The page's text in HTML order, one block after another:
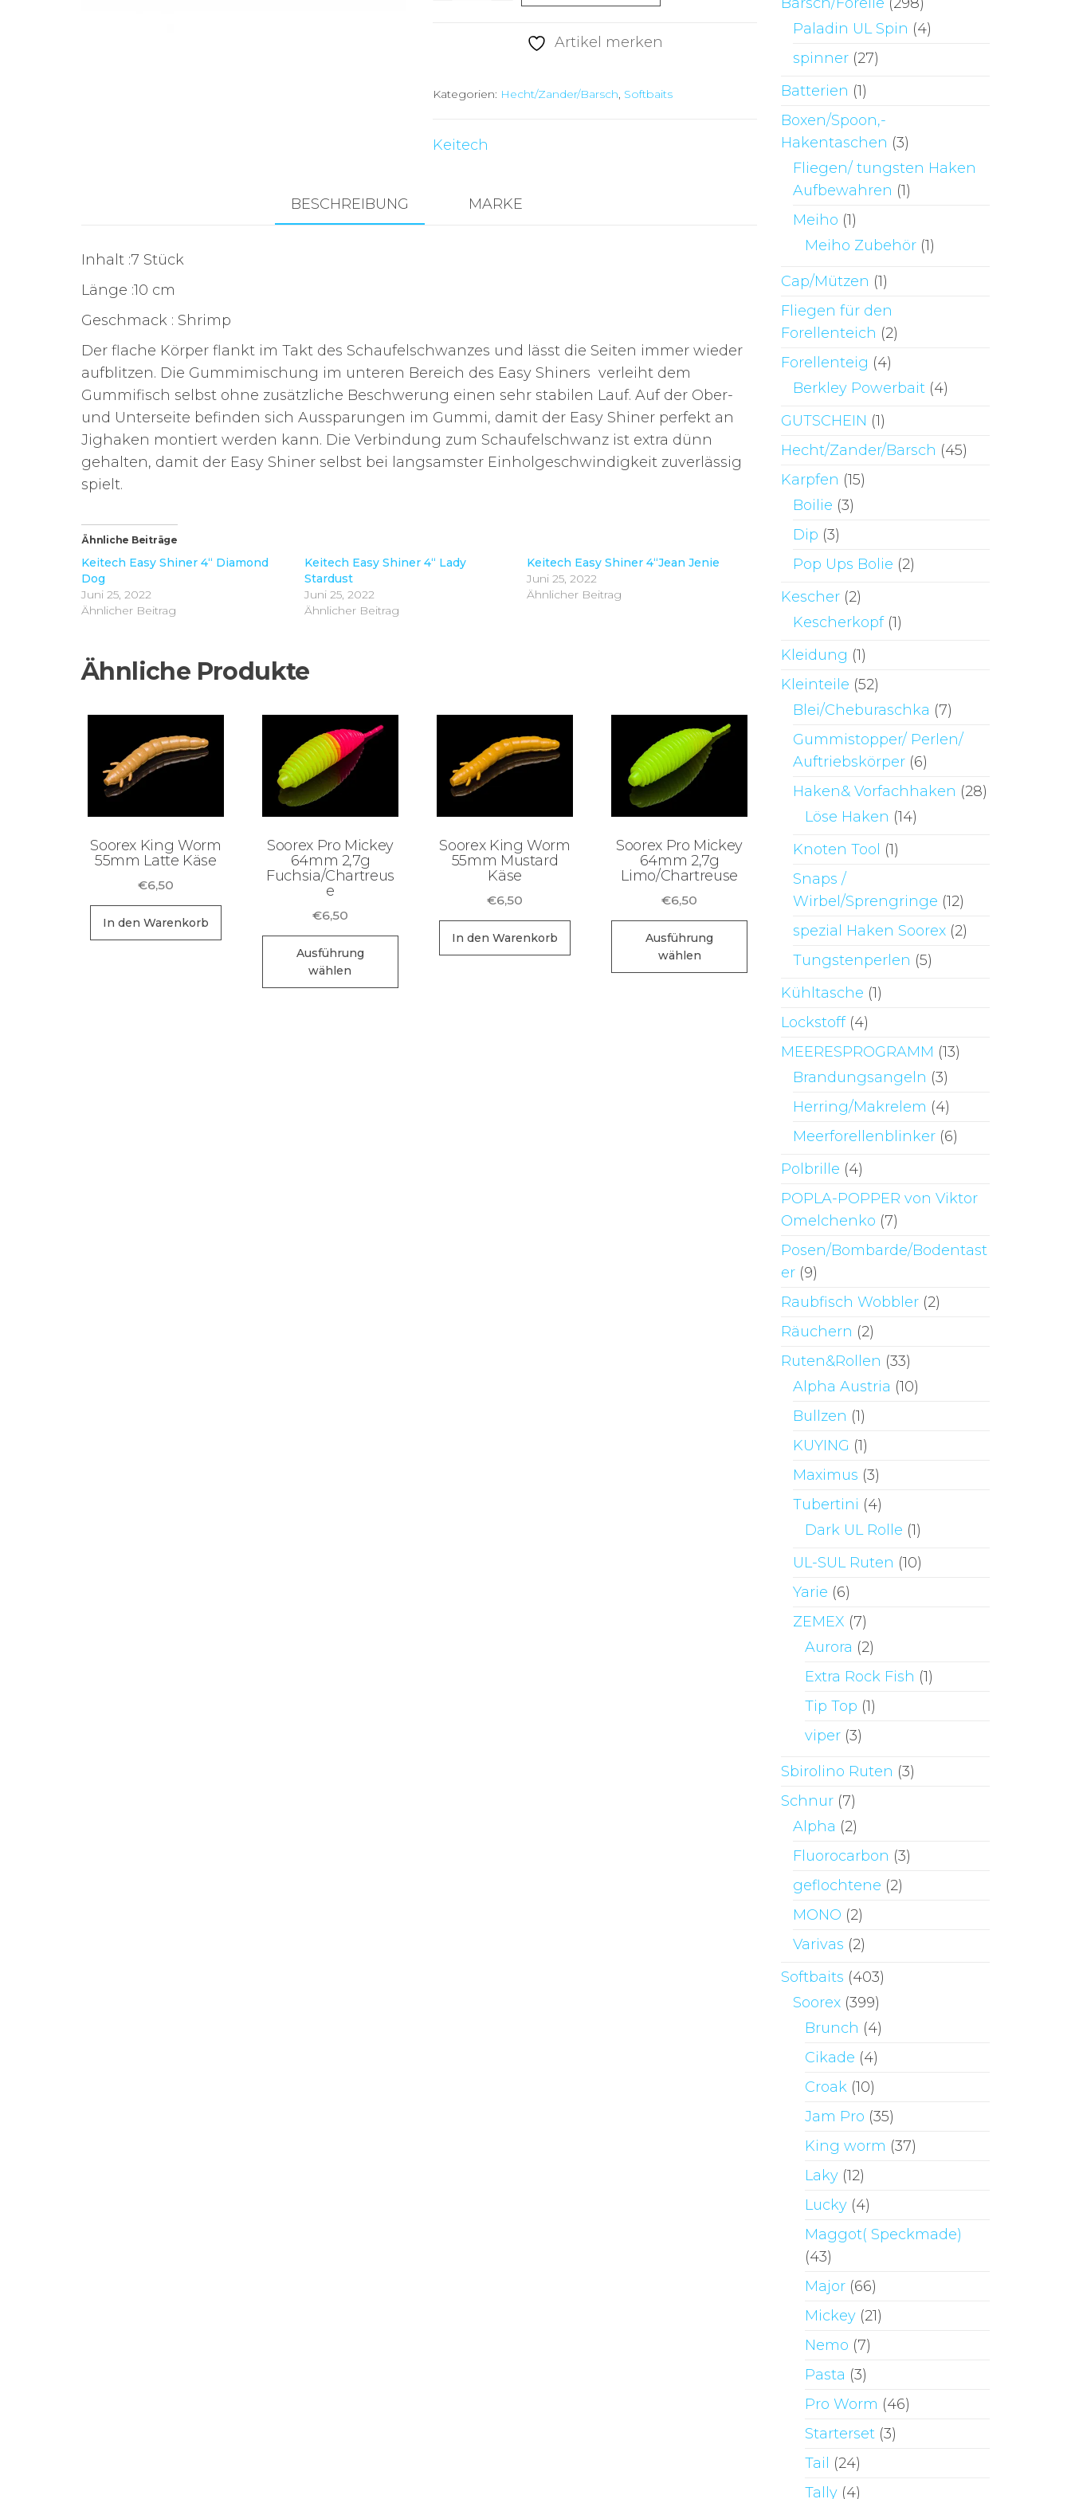
Goby
Artikel merken
Kategorien: Hecht/Zander/Barsch, Softbaits
Keitech
BESCHREIBUNG MARKE
Inhalt :7 Stück
Länge :10 cm
Geschmack : Shrimp
Der flache Körper flankt im Takt des Schaufelschwanzes und lässt die Seiten immer wieder
aufblitzen. Die Gummimischung im unteren Bereich des Easy Shiners verleiht dem
Gummifisch selbst ohne zusätzliche Beschwerung einen sehr stabilen Lauf. Auf der Ober-
und Unterseite befinden sich Aussparungen im Gummi, damit der Easy Shiner perfekt an
Jighaken montiert werden kann. Die Verbindung zum Schaufelschwanz ist extra dünn
gehalten, damit der Easy Shiner selbst bei langsamster Einholgeschwindigkeit zuverlässig
spielt.
Ähnliche Beiträge
Keitech Easy Shiner 4“ Diamond
Dog
Juni 25, 2022
Ähnlicher Beitrag
Keitech Easy Shiner 4“ Lady
Stardust
Juni 25, 2022
Ähnlicher Beitrag
Keitech Easy Shiner 4“Jean Jenie
Juni 25, 2022
Ähnlicher Beitrag
Ähnliche Produkte
Soorex King Worm
55mm Latte Käse
€6,50
In den Warenkorb
Soorex Pro Mickey
64mm 2,7g
Fuchsia/Chartreus
e
€6,50
Ausführung
wählen
Dieses
weist
Soorex King Worm
55mm Mustard
Käse
€6,50
In den Warenkorb
Soorex Pro Mickey
64mm 2,7g
Limo/Chartreuse
€6,50
Ausführung
wählen
Dieses
weist
mehrere
Varianten
Optionen
können
Produktseite
gewählt
werden
Paladin UL Spin (4)
spinner (27)
Batterien (1)
Boxen/Spoon,-
Hakentaschen (3)
Fliegen/ tungsten Haken
Aufbewahren (1)
Meiho (1)
Meiho Zubehör (1)
Cap/Mützen (1)
Fliegen für den
Forellenteich (2)
Forellenteig (4)
Berkley Powerbait (4)
GUTSCHEIN (1)
Hecht/Zander/Barsch (45)
Karpfen (15)
Boilie (3)
Dip (3)
Pop Ups Bolie (2)
Kescher (2)
Kescherkopf (1)
Kleidung (1)
Kleinteile (52)
Blei/Cheburaschka (7)
Gummistopper/ Perlen/
Auftriebskörper (6)
Haken& Vorfachhaken (28)
Löse Haken (14)
Knoten Tool (1)
Snaps /
Wirbel/Sprengringe (12)
spezial Haken Soorex (2)
Tungstenperlen (5)
Kühltasche (1)
Lockstoff (4)
MEERESPROGRAMM (13)
Brandungsangeln (3)
Herring/Makrelem (4)
Meerforellenblinker (6)
Polbrille (4)
POPLA-POPPER von Viktor
Omelchenko (7)
Posen/Bombarde/Bodentast
er (9)
Raubfisch Wobbler (2)
Räuchern (2)
Ruten&Rollen (33)
Alpha Austria (10)
Bullzen (1)
KUYING (1)
Maximus (3)
Tubertini (4)
Dark UL Rolle (1)
UL-SUL Ruten (10)
Yarie (6)
ZEMEX (7)
Aurora (2)
Extra Rock Fish (1)
Tip Top (1)
viper (3)
Sbirolino Ruten (3)
Schnur (7)
Alpha (2)
Fluorocarbon (3)
geflochtene (2)
MONO (2)
Varivas (2)
Softbaits (403)
Soorex (399)
Brunch (4)
Cikade (4)
Croak (10)
Jam Pro (35)
King worm (37)
Laky (12)
Lucky (4)
Maggot( Speckmade)
(43)
Major (66)
Mickey (21)
Nemo (7)
Pasta (3)
Pro Worm (46)
Starterset (3)
Tail
(24)
Tally (4)